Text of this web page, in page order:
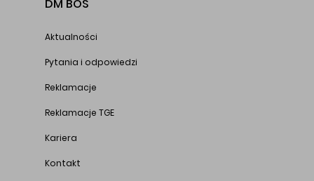
DM BOŚ
Aktualności
Pytania i odpowiedzi
Reklamacje
Reklamacje TGE
Kariera
Kontakt